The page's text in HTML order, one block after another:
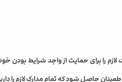
را برای حمایت از واجد شرایط بودن
حاصل شود که تمام مدارک لازم را